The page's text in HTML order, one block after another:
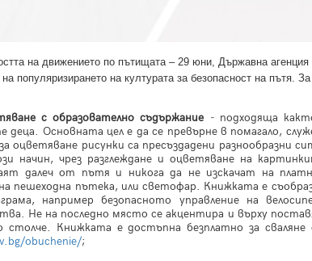
на движението по пътищата – 29 юни, Държавна
популяризирането на културата за безопасност на пътя.
с образователно съдържание-подходяща
деца. Основната цел е да се превърне в помагало,
оцветяване рисунки са пресъздадени разнообразни
начин, чрез разглеждане и оцветяване на
далеч от пътя и никога да не изскачат на
пешеходна пътека, или светофар. Книжката е
например безопасното управление на
Не на последно място се акцентира и върху
столче. Книжката е достъпна безплатно за
obuchenie/;